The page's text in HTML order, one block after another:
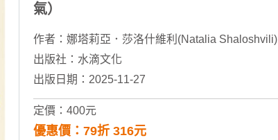
氣）
作者： 娜塔莉亞．莎洛什維利(Natalia Shaloshvili)
出版社： 水滴文化
出版日期：2025-11-27
定價：400元
優惠價：79折 316元